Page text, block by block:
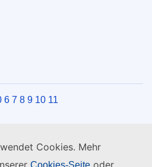
Cookies. Mehr
Cookies-Seite oder
6 7 8 9 10 11
Kontaktformular
EU-Zentren vorbei